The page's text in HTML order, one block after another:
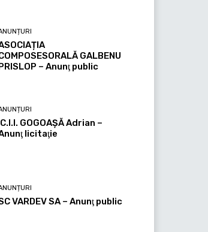
GALBENU
– Anunţ public
C.I.I. GOGOAŞĂ Adrian –
licitaţie
VARDEV SA – Anunţ public